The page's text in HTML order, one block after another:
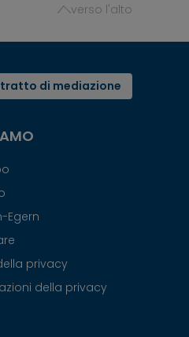
verso l'alto
di mediazione
Egern
privacy
della privacy